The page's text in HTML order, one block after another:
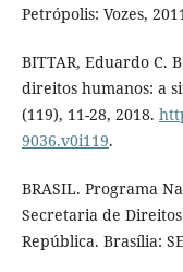
Petrópolis: Vozes,
BITTAR, Eduardo C.
direitos humanos: a
(119), 11-28, 2018.
9036.v0i119.
BRASIL. Programa
Secretaria de
República. Brasília: